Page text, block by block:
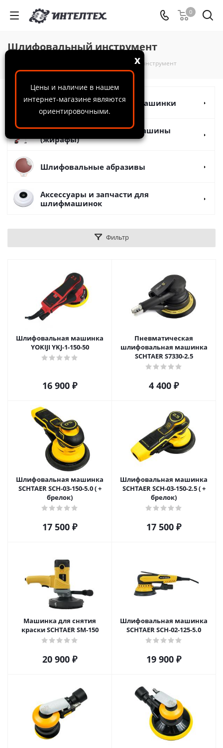
Цены и наличие в нашем
интернет-магазине являются
ориентировочными.
x
0
Шлифовальный инструмент
Шлифовальный инструмент
Ручные шлифовальные машинки
Телескопические шлифмашины
(жирафы)
Шлифовальные абразивы
Аксессуары и запчасти для
шлифмашинок
Фильтр
Шлифовальная машинка
YOKIJI YKJ-1-150-50
16 900 ₽
Пневматическая
шлифовальная машинка
SCHTAER S7330-2.5
4 400 ₽
Шлифовальная машинка
SCHTAER SCH-03-150-5.0 ( +
брелок)
17 500 ₽
Шлифовальная машинка
SCHTAER SCH-03-150-2.5 ( +
брелок)
17 500 ₽
Машинка для снятия
краски SCHTAER SM-150
20 900 ₽
Шлифовальная машинка
SCHTAER SCH-02-125-5.0
19 900 ₽